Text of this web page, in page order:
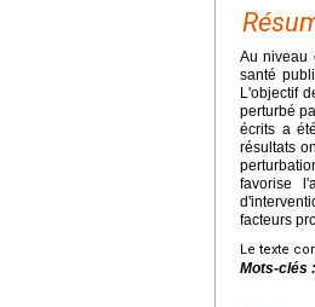
Au niveau
santé
L'objectif
perturbé
écrits a
résultats
favorise
facteurs
Le texte
Mots-clés :